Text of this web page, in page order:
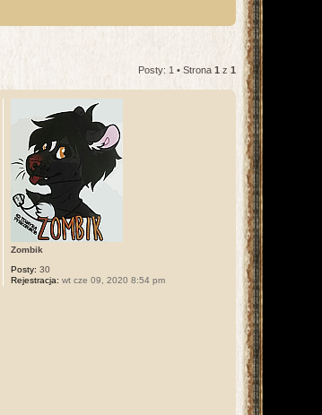
Posty: 1 • Strona 1 z 1
Zombik
Posty: 30
Rejestracja: wt cze 09, 2020 8:54 pm